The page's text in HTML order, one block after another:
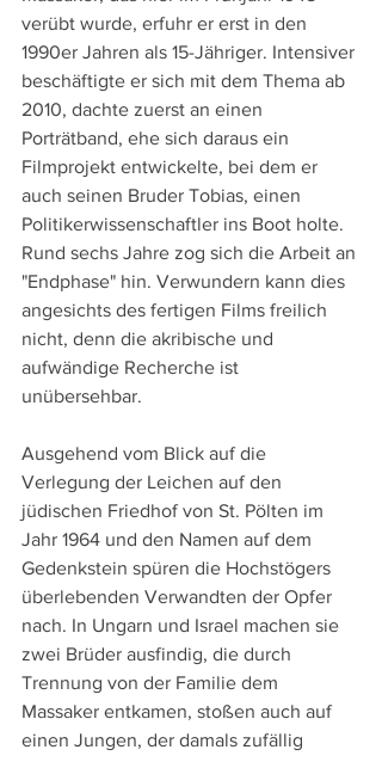
verübt wurde, erfuhr er erst in den
1990er Jahren als 15-Jähriger. Intensiver
beschäftigte er sich mit dem Thema ab
2010, dachte zuerst an einen
Porträtband, ehe sich daraus ein
Filmprojekt entwickelte, bei dem er
auch seinen Bruder Tobias, einen
Politikerwissenschaftler ins Boot holte.
Rund sechs Jahre zog sich die Arbeit an
"Endphase" hin. Verwundern kann dies
angesichts des fertigen Films freilich
nicht, denn die akribische und
aufwändige Recherche ist
unübersehbar.
Ausgehend vom Blick auf die
Verlegung der Leichen auf den
jüdischen Friedhof von St. Pölten im
Jahr 1964 und den Namen auf dem
Gedenkstein spüren die Hochstögers
überlebenden Verwandten der Opfer
nach. In Ungarn und Israel machen sie
zwei Brüder ausfindig, die durch
Trennung von der Familie dem
Massaker entkamen, stoßen auch auf
einen Jungen, der damals zufällig